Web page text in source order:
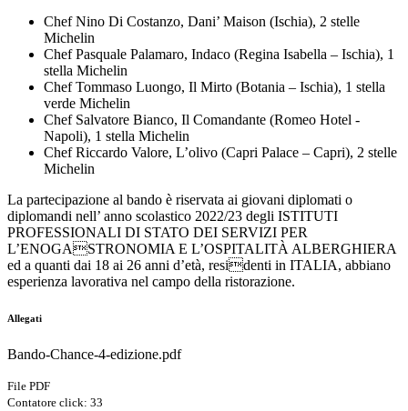
Chef Nino Di Costanzo, Dani’ Maison (Ischia), 2 stelle
Michelin
Chef Pasquale Palamaro, Indaco (Regina Isabella – Ischia), 1
stella Michelin
Chef Tommaso Luongo, Il Mirto (Botania – Ischia), 1 stella
verde Michelin
Chef Salvatore Bianco, Il Comandante (Romeo Hotel -
Napoli), 1 stella Michelin
Chef Riccardo Valore, L’olivo (Capri Palace – Capri), 2 stelle
Michelin
La partecipazione al bando è riservata ai giovani diplomati o
diplomandi nell’ anno scolastico 2022/23 degli ISTITUTI
PROFESSIONALI DI STATO DEI SERVIZI PER
L’ENOGASTRONOMIA E L’OSPITALITÀ ALBERGHIERA
ed a quanti dai 18 ai 26 anni d’età, residenti in ITALIA, abbiano
esperienza lavorativa nel campo della ristorazione.
Allegati
Bando-Chance-4-edizione.pdf
File PDF
Contatore click: 33